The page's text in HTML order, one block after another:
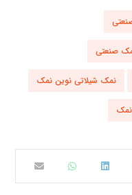
صنعتی
نمک شیلاتی نوین نمک